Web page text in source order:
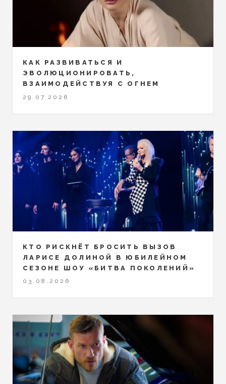
КАК РАЗВИВАТЬСЯ И
ЭВОЛЮЦИОНИРОВАТЬ,
ВЗАИМОДЕЙСТВУЯ С ОГНЕМ
29.07.2026
КТО РИСКНЁТ БРОСИТЬ ВЫЗОВ
ЛАРИСЕ ДОЛИНОЙ В ЮБИЛЕЙНОМ
СЕЗОНЕ ШОУ «БИТВА ПОКОЛЕНИЙ»
03.08.2026